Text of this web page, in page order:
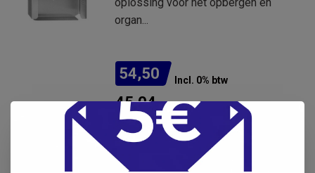
organ...
54,50 Incl. 0% btw
45,04 Excl. btw
.